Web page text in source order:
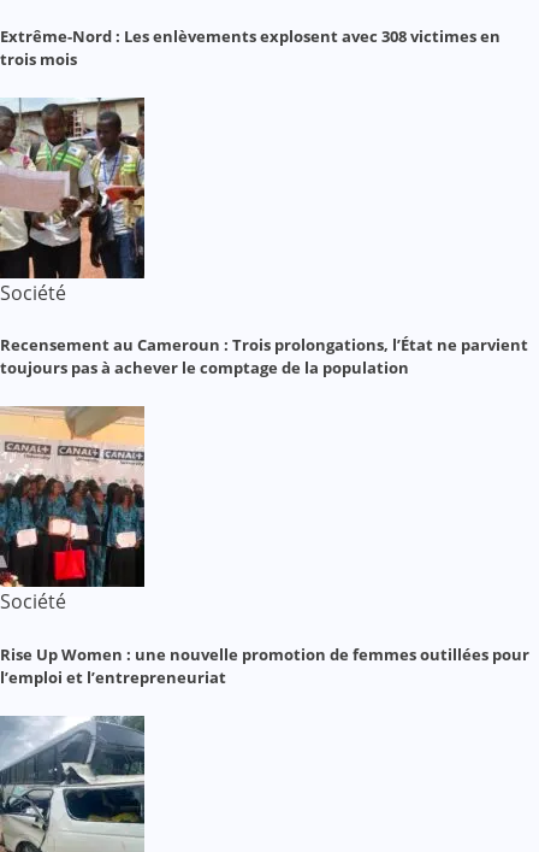
Extrême-Nord : Les enlèvements explosent avec 308 victimes en
trois mois
Société
Recensement au Cameroun : Trois prolongations, l’État ne parvient
toujours pas à achever le comptage de la population
Société
Rise Up Women : une nouvelle promotion de femmes outillées pour
l’emploi et l’entrepreneuriat